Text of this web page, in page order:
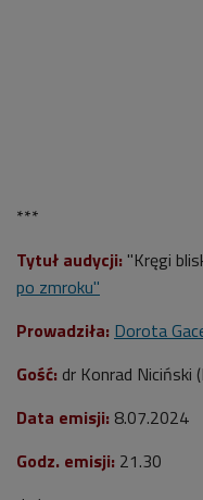
***
Tytuł audycji: "Kręgi
po zmroku"
Prowadziła: Dorota
Gość: dr Konrad
Data emisji: 8.07.2024
Godz. emisji: 21.30